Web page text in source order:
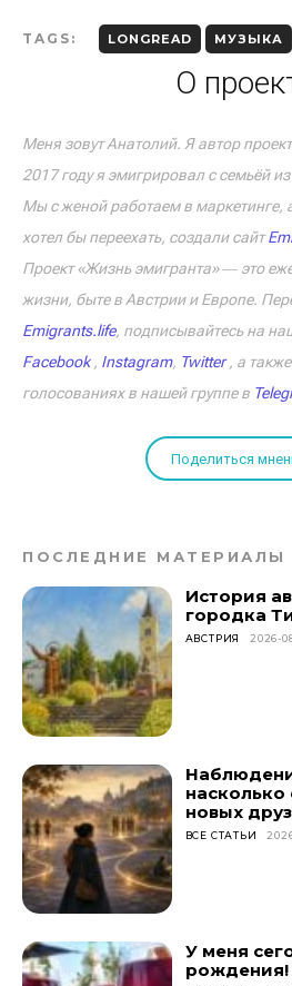
TAGS: LONGREAD МУЗЫКА
О
Меня зовут Анатолий. Я автор
2017 году я эмигрировал с семьёй
Мы с женой работаем в маркетинге,
хотел бы переехать, создали сайт
Проект «Жизнь эмигранта» ― это
жизни, быте в Австрии и Европе.
Emigrants.life, подписывайтесь на
Facebook, Instagram, Twitter, а
голосованиях в нашей группе в
Поделиться
ПОСЛЕДНИЕ МАТЕРИАЛЫ
История
городка
АВСТРИЯ 2026-
новых
ВСЕ СТАТЬИ
У меня
рождения!